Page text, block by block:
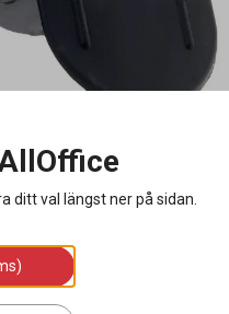
Plast utan piggar 45x35x2mm
ditt val längst ner på sidan.